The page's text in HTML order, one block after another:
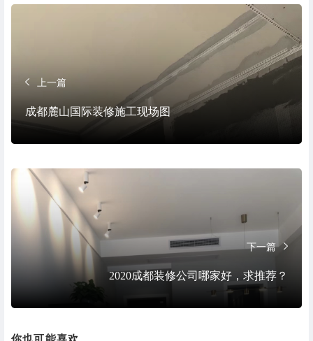
上一篇
成都麓山国际装修施工现场图
下一篇
2020成都装修公司哪家好，求推荐？
你也可能喜欢